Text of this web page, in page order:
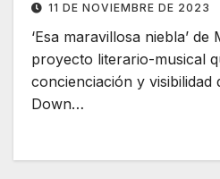
11 DE NOVIEMBRE DE 2023
‘Esa maravillosa niebla’
proyecto literario-musical
concienciación y visibilidad
Down…